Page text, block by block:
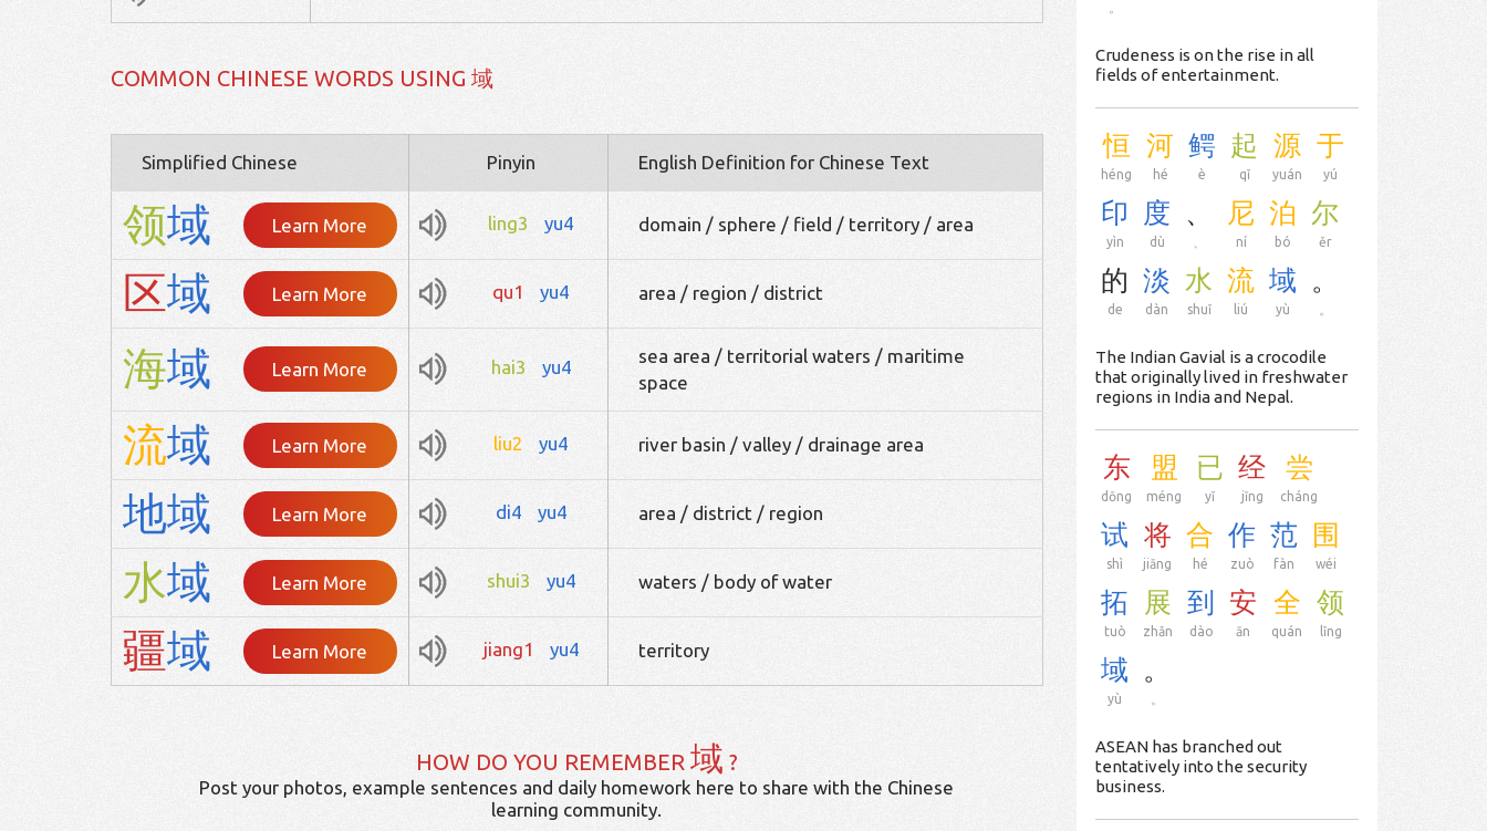
COMMON CHINESE WORDS USING 域
Simplified Chinese Pinyin English Definition for Chinese Text
领域 Learn More ling3 yu4 domain / sphere / field / territory / area
区域 Learn More qu1 yu4 area / region / district
海域 Learn More hai3 yu4
sea area / territorial waters / maritime
space
流域 Learn More liu2 yu4 river basin / valley / drainage area
地域 Learn More di4 yu4 area / district / region
水域 Learn More shui3 yu4 waters / body of water
疆域 Learn More jiang1 yu4 territory
HOW DO YOU REMEMBER 域 ?
Post your photos, example sentences and daily homework here to share with the Chinese
learning community.
Crudeness is on the rise in all
fields of entertainment.
恒
héng
河
hé
鳄
è
起
qǐ
源
yuán
于
yú
印
yìn
度
dù
、 尼
ní
泊
bó
尔
ěr
的
de
淡
dàn
水
shuǐ
流
liú
域
yù
。
The Indian Gavial is a crocodile
that originally lived in freshwater
regions in India and Nepal.
东
dōng
盟
méng
已
yǐ
经
jīng
尝
cháng
试
shì
将
jiāng
合
hé
作
zuò
范
fàn
围
wéi
拓
tuò
展
zhǎn
到
dào
安
ān
全
quán
领
lǐng
域
yù
。
ASEAN has branched out
tentatively into the security
business.